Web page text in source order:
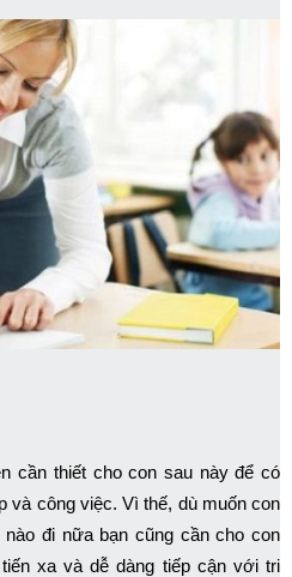
cần thiết cho con sau này để có
và công việc. Vì thế, dù muốn con
đi nữa bạn cũng cần cho con
xa và dễ dàng tiếp cận với tri